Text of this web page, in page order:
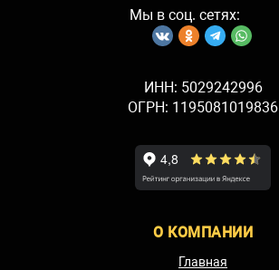
Мы в соц. сетях:
ИНН: 5029242996
ОГРН: 1195081019836
О КОМПАНИИ
Главная